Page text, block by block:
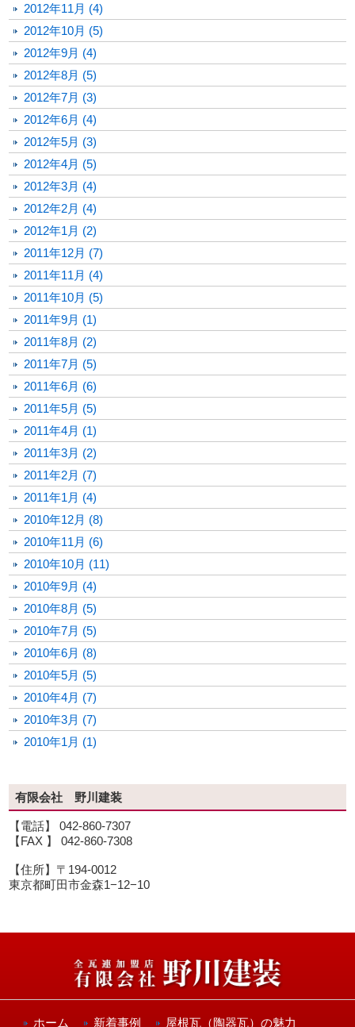
2012年11月 (4)
2012年10月 (5)
2012年9月 (4)
2012年8月 (5)
2012年7月 (3)
2012年6月 (4)
2012年5月 (3)
2012年4月 (5)
2012年3月 (4)
2012年2月 (4)
2012年1月 (2)
2011年12月 (7)
2011年11月 (4)
2011年10月 (5)
2011年9月 (1)
2011年8月 (2)
2011年7月 (5)
2011年6月 (6)
2011年5月 (5)
2011年4月 (1)
2011年3月 (2)
2011年2月 (7)
2011年1月 (4)
2010年12月 (8)
2010年11月 (6)
2010年10月 (11)
2010年9月 (4)
2010年8月 (5)
2010年7月 (5)
2010年6月 (8)
2010年5月 (5)
2010年4月 (7)
2010年3月 (7)
2010年1月 (1)
有限会社 野川建装
【電話】 042-860-7307
【FAX 】 042-860-7308
【住所】〒194-0012
東京都町田市金森1−12−10
ホーム 新着事例 屋根瓦（陶器瓦）の魅力